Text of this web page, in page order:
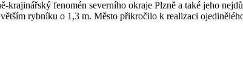
fenomén severního okraje Plzně a také jeho
rybníku o 1,3 m. Město přikročilo k realizaci